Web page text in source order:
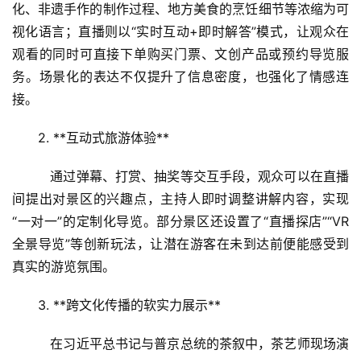
化、非遗手作的制作过程、地方美食的烹饪细节等浓缩为可
视化语言；直播则以“实时互动+即时解答”模式，让观众在
观看的同时可直接下单购买门票、文创产品或预约导览服
务。场景化的表达不仅提升了信息密度，也强化了情感连
接。
2. **互动式旅游体验**
   通过弹幕、打赏、抽奖等交互手段，观众可以在直播
间提出对景区的兴趣点，主持人即时调整讲解内容，实现
“一对一”的定制化导览。部分景区还设置了“直播探店”“VR
全景导览”等创新玩法，让潜在游客在未到达前便能感受到
真实的游览氛围。
3. **跨文化传播的软实力展示**
   在习近平总书记与普京总统的茶叙中，茶艺师现场演